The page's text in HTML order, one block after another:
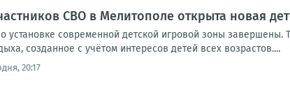
СВО в Мелитополе открыта новая
установке современной детской игровой зоны
созданное с учётом интересов детей всех возрастов....
20:17